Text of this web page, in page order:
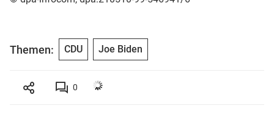
Themen: CDU Joe Biden
0